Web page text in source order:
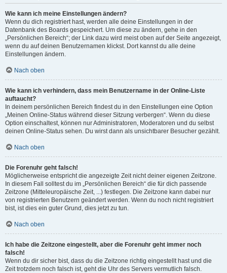
Wie kann ich meine Einstellungen ändern?
Wenn du dich registriert hast, werden alle deine Einstellungen in der
Datenbank des Boards gespeichert. Um diese zu ändern, gehe in den
„Persönlichen Bereich“; der Link dazu wird meist oben auf der Seite angezeigt,
wenn du auf deinen Benutzernamen klickst. Dort kannst du alle deine
Einstellungen ändern.
Nach oben
Wie kann ich verhindern, dass mein Benutzername in der Online-Liste
auftaucht?
In deinem persönlichen Bereich findest du in den Einstellungen eine Option
„Meinen Online-Status während dieser Sitzung verbergen“. Wenn du diese
Option einschaltest, können nur Administratoren, Moderatoren und du selbst
deinen Online-Status sehen. Du wirst dann als unsichtbarer Besucher gezählt.
Nach oben
Die Forenuhr geht falsch!
Möglicherweise entspricht die angezeigte Zeit nicht deiner eigenen Zeitzone.
In diesem Fall solltest du im „Persönlichen Bereich“ die für dich passende
Zeitzone (Mitteleuropäische Zeit, ...) festlegen. Die Zeitzone kann dabei nur
von registrierten Benutzern geändert werden. Wenn du noch nicht registriert
bist, ist dies ein guter Grund, dies jetzt zu tun.
Nach oben
Ich habe die Zeitzone eingestellt, aber die Forenuhr geht immer noch
falsch!
Wenn du dir sicher bist, dass du die Zeitzone richtig eingestellt hast und die
Zeit trotzdem noch falsch ist, geht die Uhr des Servers vermutlich falsch.